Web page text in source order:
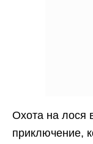
Охота на лося
приключение,